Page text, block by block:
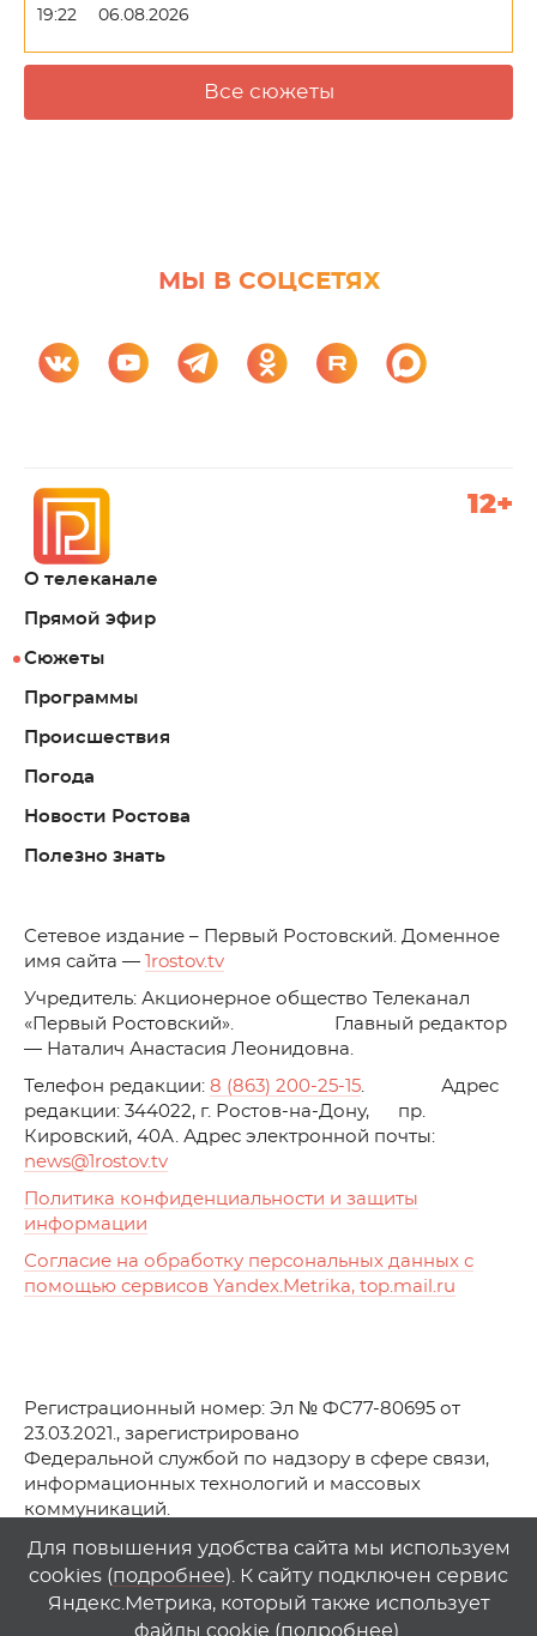
19:22 06.08.2026
Все сюжеты
МЫ В СОЦСЕТЯХ
О телеканале
Прямой эфир
Сюжеты
Программы
Происшествия
Погода
Новости Ростова
Полезно знать
12+
Cетевое издание – Первый Ростовский. Доменное
имя сайта —
1rostov.tv
Учредитель: Акционерное общество Телеканал
«Первый Ростовский». Главный редактор
— Наталич Анастасия Леонидовна.
Телефон редакции: 8 (863) 200-25-15. Адрес
редакции: 344022, г. Ростов-на-Дону, пр.
Кировский, 40А. Адрес электронной почты:
news@1rostov.tv
Политика конфиденциальности и защиты
информации
Согласие на обработку персональных данных с
помощью сервисов Yandex.Metrika, top.mail.ru
Регистрационный номер: Эл № ФС77-80695 от
23.03.2021., зарегистрировано
Федеральной службой по надзору в сфере связи,
информационных технологий и массовых
коммуникаций.
© АО Телеканал «Первый Ростовский» (2021-2025)
Любое использование материалов сайта возможно
только при указании гиперссылки на1rostov.tv
Для повышения удобства сайта мы используем
cookies (подробнее). К сайту подключен сервис
Яндекс.Метрика, который также использует
файлы cookie (подробнее).